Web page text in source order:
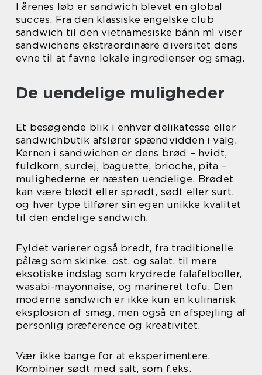
I årenes løb er sandwich blevet en global
succes. Fra den klassiske engelske club
sandwich til den vietnamesiske bánh mì viser
sandwichens ekstraordinære diversitet dens
evne til at favne lokale ingredienser og smag.
De uendelige muligheder
Et besøgende blik i enhver delikatesse eller
sandwichbutik afslører spændvidden i valg.
Kernen i sandwichen er dens brød – hvidt,
fuldkorn, surdej, baguette, brioche, pita –
mulighederne er næsten uendelige. Brødet
kan være blødt eller sprødt, sødt eller surt,
og hver type tilfører sin egen unikke kvalitet
til den endelige sandwich.
Fyldet varierer også bredt, fra traditionelle
pålæg som skinke, ost, og salat, til mere
eksotiske indslag som krydrede falafelboller,
wasabi-mayonnaise, og marineret tofu. Den
moderne sandwich er ikke kun en kulinarisk
eksplosion af smag, men også en afspejling af
personlig præference og kreativitet.
Vær ikke bange for at eksperimentere.
Kombiner sødt med salt, som f.eks.